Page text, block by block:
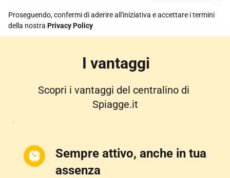
Proseguendo, confermi di aderire all'iniziativa e accettare i termini
della nostra Privacy Policy
I vantaggi
Scopri i vantaggi del centralino di
Spiagge.it
Sempre attivo, anche in tua
assenza